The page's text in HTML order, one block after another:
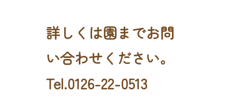
詳しくは園までお問
い合わせください。
Tel.0126-22-0513